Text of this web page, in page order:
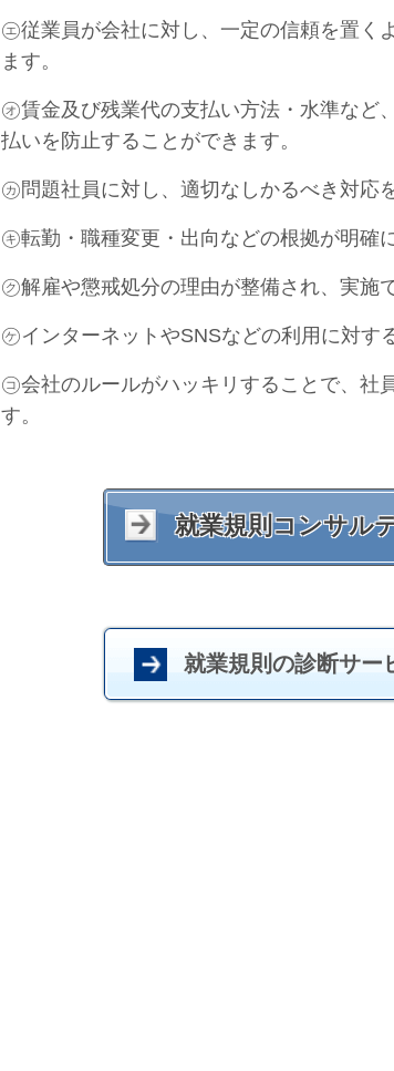
㋓従業員が会社に対し、一定の信頼を置く
ます。
㋔賃金及び残業代の支払い方法・水準など
払いを防止することができます。
㋕問題社員に対し、適切なしかるべき対応
㋖転勤・職種変更・出向などの根拠が明確
㋗解雇や懲戒処分の理由が整備され、実施
㋘インターネットやSNSなどの利用に対す
㋙会社のルールがハッキリすることで、社
す。
就業規則コンサル
就業規則の診断サー